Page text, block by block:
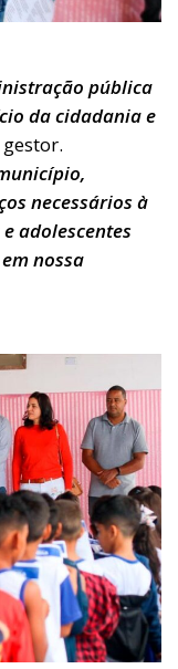
pública
da cidadania e
necessários à
adolescentes
nossa